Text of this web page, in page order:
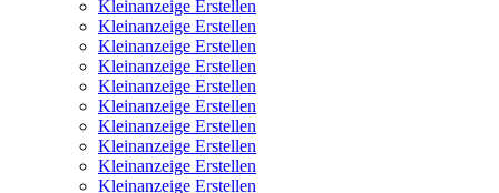
Kleinanzeige Erstellen
Kleinanzeige Erstellen
Kleinanzeige Erstellen
Kleinanzeige Erstellen
Kleinanzeige Erstellen
Kleinanzeige Erstellen
Kleinanzeige Erstellen
Kleinanzeige Erstellen
Kleinanzeige Erstellen
Kleinanzeige Erstellen